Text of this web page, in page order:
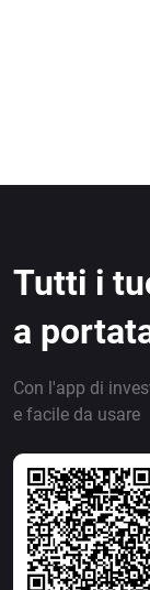
Tutti i
a
Con l'app di
e facile da usare